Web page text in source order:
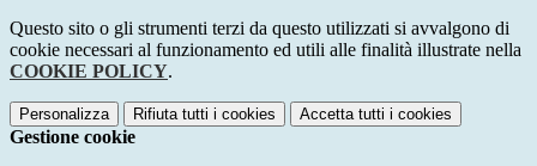
Questo sito o gli strumenti terzi da questo utilizzati si avvalgono di
cookie necessari al funzionamento ed utili alle finalità illustrate nella
COOKIE POLICY.
Personalizza Rifiuta tutti i cookies Accetta tutti i cookies
Gestione cookie